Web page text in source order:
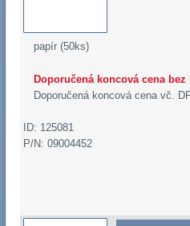
papír (50ks)
Doporučená koncová cena bez
Doporučená koncová cena vč.
ID: 125081
P/N: 09004452